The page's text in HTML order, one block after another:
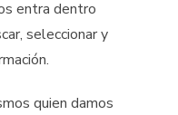
entra dentro
seleccionar y
quien damos